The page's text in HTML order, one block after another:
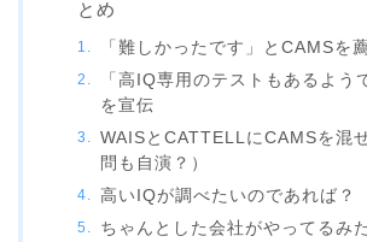
とめ
「難しかったです」とCAMSを
「高IQ専用のテストもあるよう
を宣伝
WAISとCATTELLにCAMSを混
問も自演？）
高いIQが調べたいのであれば？
ちゃんとした会社がやってるみ